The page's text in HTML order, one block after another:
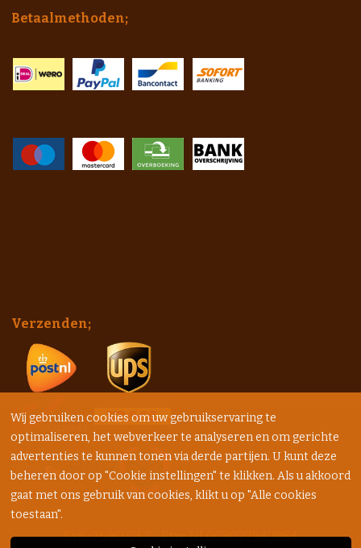
Betaalmethoden;
Verzenden;
KvK: 75960257 - Btw: NL003027940B84
Wij gebruiken cookies om uw gebruikservaring te
optimaliseren, het webverkeer te analyseren en om gerichte
advertenties te kunnen tonen via derde partijen. U kunt deze
beheren door op "Cookie instellingen" te klikken. Als u akkoord
gaat met ons gebruik van cookies, klikt u op "Alle cookies
toestaan".